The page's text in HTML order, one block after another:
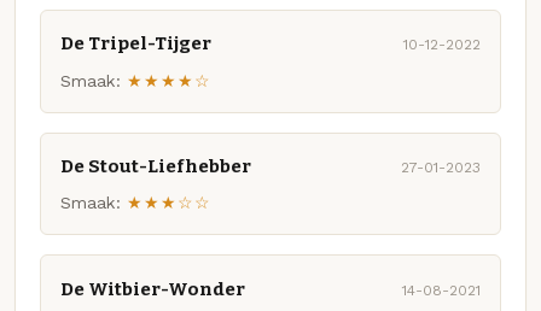
De Tripel-Tijger 10-12-2022
Smaak: ★★★★☆
De Stout-Liefhebber 27-01-2023
Smaak: ★★★☆☆
De Witbier-Wonder 14-08-2021